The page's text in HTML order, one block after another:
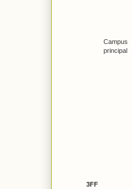
3FF
Campus
principal